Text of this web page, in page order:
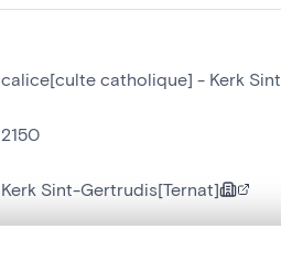
calice[culte catholique] - Kerk
2150
Kerk Sint-Gertrudis[Ternat]